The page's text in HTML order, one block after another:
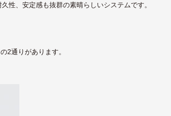
性、安定感も抜群の素晴らしいシステムです。
2通りがあります。